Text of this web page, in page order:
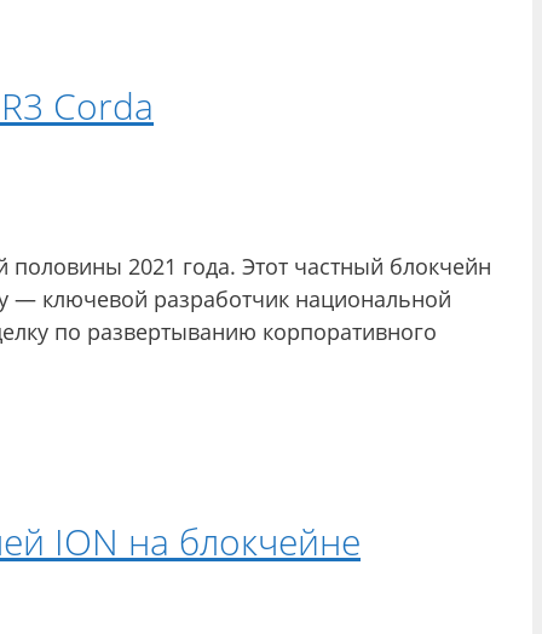
Corda
половины 2021 года. Этот частный блокчейн
— ключевой разработчик национальной
по развертыванию корпоративного
ION на блокчейне